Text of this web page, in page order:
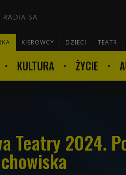
RADIA SA
KIEROWCY DZIECI TEATR
KULTURA ŻYCIE
Teatry 2024.